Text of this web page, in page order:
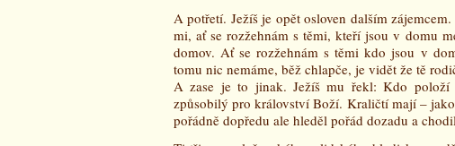
A potřetí. Ježíš je opět osloven dalším
mi, ať se rozžehnám s těmi, kteří jsou v domu
domov. Ať se rozžehnám s těmi kdo jsou v
tomu nic nemáme, běž chlapče, je vidět že tě
A zase je to jinak. Ježíš mu řekl: Kdo
způsobilý pro království Boží. Kraličtí mají –
pořádně dopředu ale hleděl pořád dozadu a